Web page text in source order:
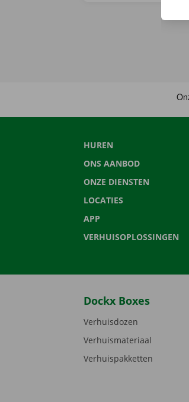
HUREN
ONS AANBOD
ONZE DIENSTEN
LOCATIES
APP
VERHUISOPLOSSINGEN
Dockx Boxes
Verhuisdozen
Verhuismateriaal
Verhuispakketten